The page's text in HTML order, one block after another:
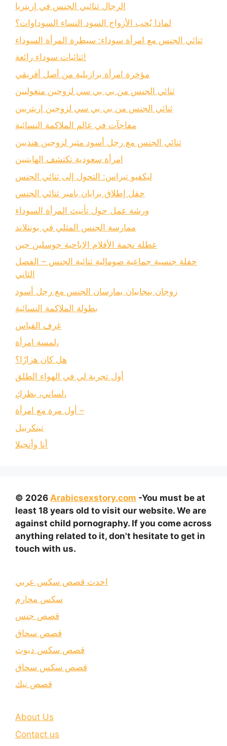
الرجال ثنائيي الجنس في إريتريا
لماذا يُحب الأزواج السود النساء السوداوات؟
ثنائي الجنس مع امرأة سوداء: سيطرة المرأة السوداء
ثنائيات سوداء رائعة!
مؤخرة امرأة برازيلية من أصل أفريقي
ثنائي الجنس من بي بي سي لزوجين منغوليين
ثنائي الجنس من بي بي سي لزوجين إريتريين
مفاجآت في عالم الملاكمة النسائية
ثنائي الجنس مع رجل أسود مثير لزوجين هنديين
امرأة سعودية تكتشف الهايتيين
ليكفيو تيراس: التحول إلى ثنائي الجنس
حفل إطلاق برايان بامبر ثنائي الجنس
ورشة عمل حول تأنيث المرأة السوداء
ممارسة الجنس المثلي في بونتلاند
عطلة نجمة الأفلام الإباحية جوسلين جين
حفلة جنسية جماعية صومالية ثنائية الجنس – الفصل
الثاني
زوجان بنجابيان يمارسان الجنس مع رجل أسود
بطولة الملاكمة النسائية
غرف القياس
لمسة امرأة،
هل كان هزازًا؟
أول تجربة لي في الهواء الطلق
لساني، بظركِ،
أول مرة مع امرأة –
تينكربيل
أنا وأنجيلا
© 2026 Arabicsexstory.com -You must be at
least 18 years old to visit our website. We are
against child pornography. If you come across
anything related to it, don't hesitate to get in
touch with us.
احدث قصص سكس عربي
سكس محارم
قصص جنس
قصص سحاق
قصص سكس ديوث
قصص سكس سحاق
قصص نيك
About Us
Contact us